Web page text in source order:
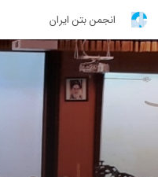
انجمن بتن ایران